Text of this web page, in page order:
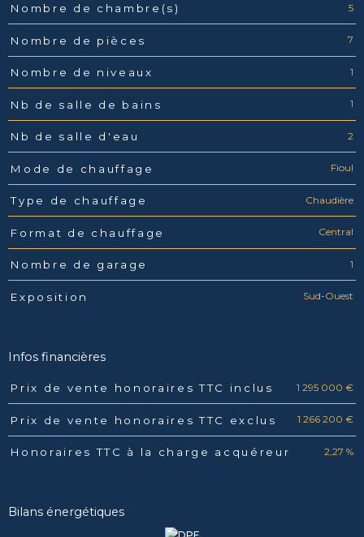
Nombre de chambre(s) 5
Nombre de pièces 7
Nombre de niveaux 1
Nb de salle de bains 1
Nb de salle d'eau 2
Mode de chauffage Fioul
Type de chauffage Chaudière
Format de chauffage Central
Nombre de garage 1
Exposition Sud-Ouest
Infos financières
Caractéristiques Valeurs
Prix de vente honoraires TTC inclus 1 295 000 €
Prix de vente honoraires TTC exclus 1 266 200 €
Honoraires TTC à la charge acquéreur 2,27 %
Bilans énergétiques